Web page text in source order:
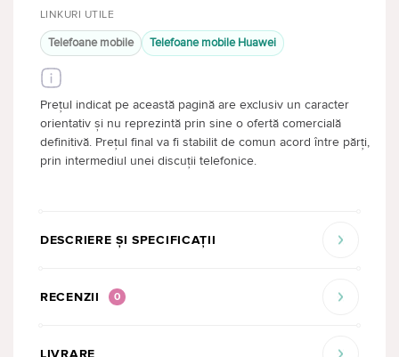
LINKURI UTILE
Telefoane mobile Telefoane mobile Huawei
Prețul indicat pe această pagină are exclusiv un caracter
orientativ și nu reprezintă prin sine o ofertă comercială
definitivă. Prețul final va fi stabilit de comun acord între părți,
prin intermediul unei discuții telefonice.
DESCRIERE ȘI SPECIFICAȚII
RECENZII 0
LIVRARE